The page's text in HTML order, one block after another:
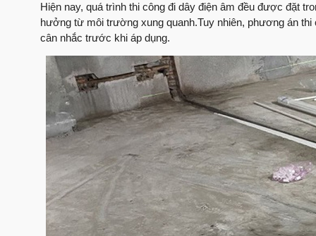
Hiện nay, quá trình thi công đi dây điện âm đều được đặt
hưởng từ môi trường xung quanh.Tuy nhiên, phương án
cân nhắc trước khi áp dụng.